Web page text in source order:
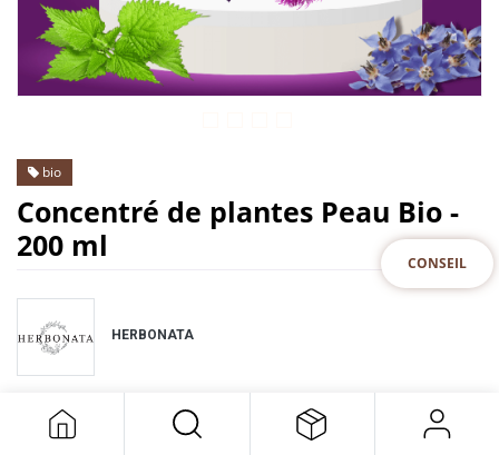
CONSEIL
bio
Concentré de plantes Peau Bio -
200 ml
HERBONATA
DESCRIPTION